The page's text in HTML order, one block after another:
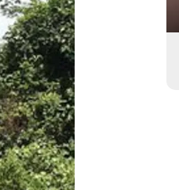
นิยาย